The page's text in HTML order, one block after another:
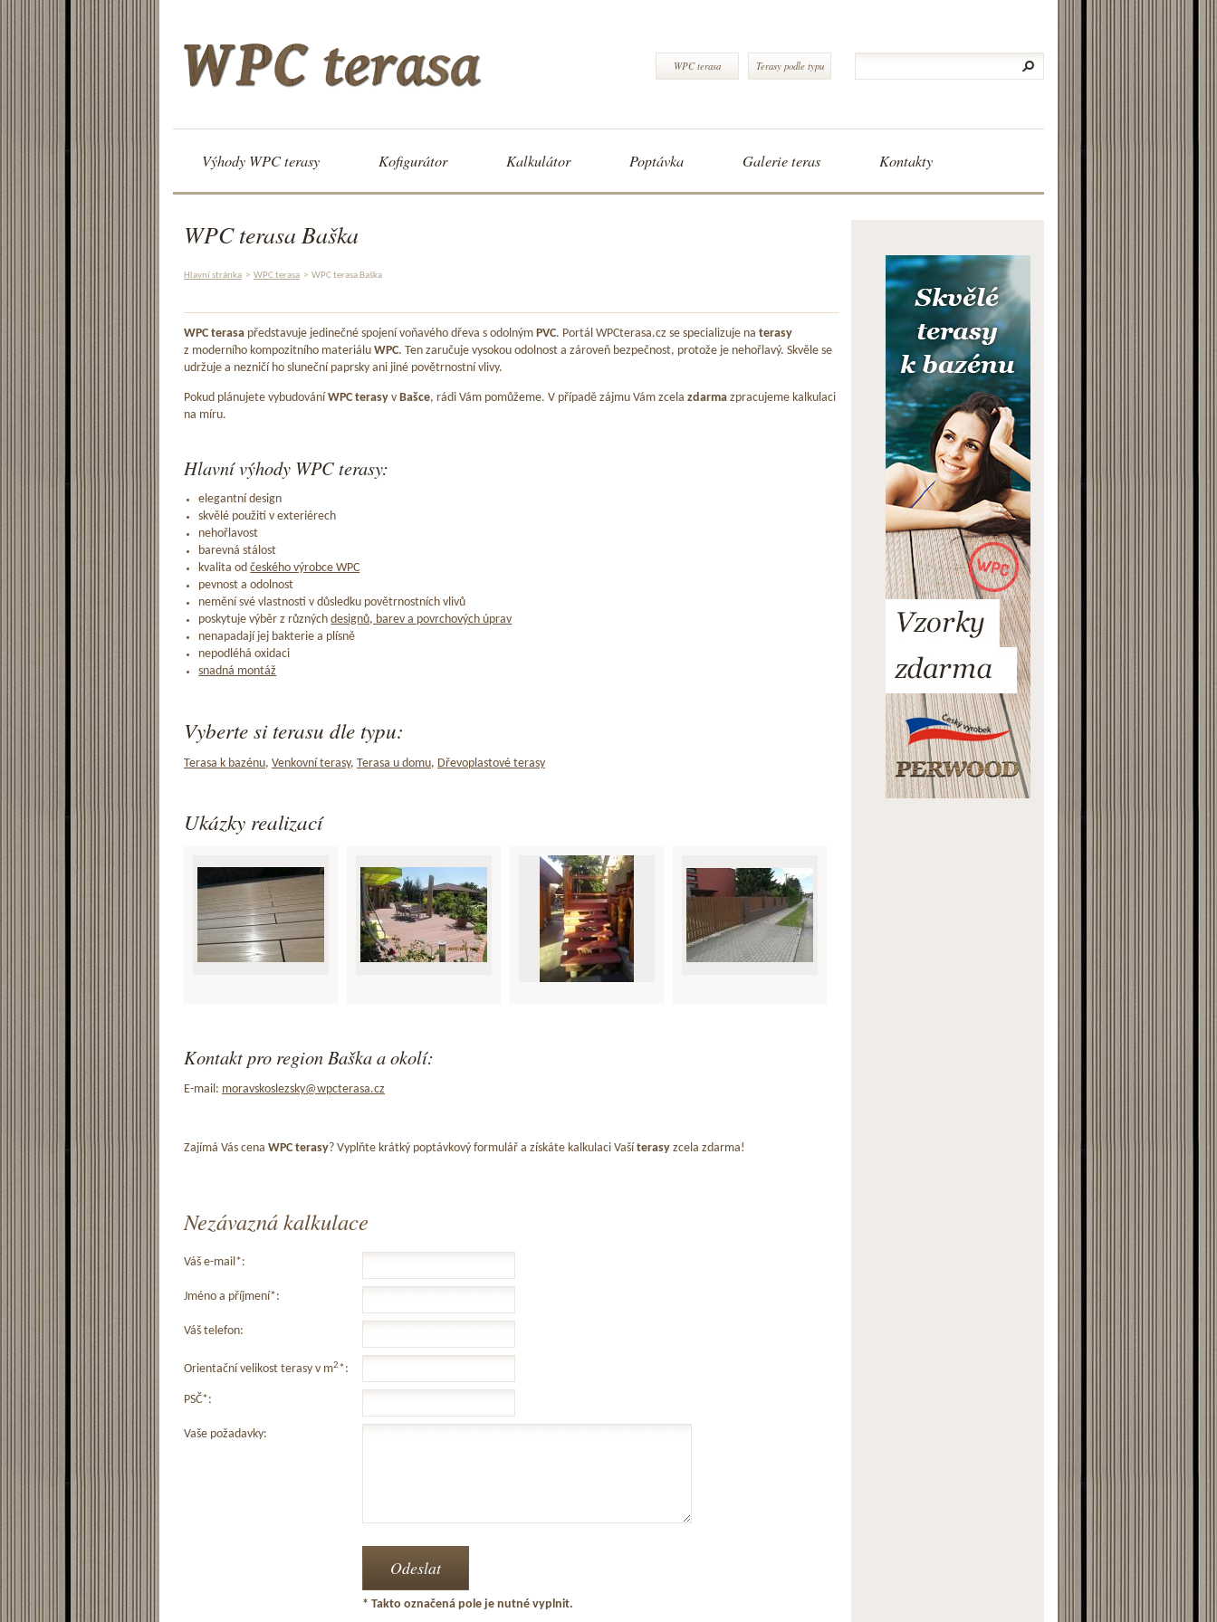
WPC terasa Terasy podle typu
Výhody WPC terasy Kofigurátor Kalkulátor Poptávka Galerie teras Kontakty
WPC terasa Baška
Hlavní stránka > WPC terasa > WPC terasa Baška
WPC terasa představuje jedinečné spojení voňavého dřeva s odolným PVC. Portál WPCterasa.cz se specializuje na terasy
z moderního kompozitního materiálu WPC. Ten zaručuje vysokou odolnost a zároveň bezpečnost, protože je nehořlavý. Skvěle se
udržuje a nezničí ho sluneční paprsky ani jiné povětrnostní vlivy.
Pokud plánujete vybudování WPC terasy v Bašce, rádi Vám pomůžeme. V případě zájmu Vám zcela zdarma zpracujeme kalkulaci
na míru.
Hlavní výhody WPC terasy:
elegantní design
skvělé použití v exteriérech
nehořlavost
barevná stálost
kvalita odčeského výrobce WPC
pevnost a odolnost
nemění své vlastnosti v důsledku povětrnostních vlivů
poskytuje výběr z různýchdesignů, barev a povrchových úprav
nenapadají jej bakterie a plísně
nepodléhá oxidaci
snadná montáž
Vyberte si terasu dle typu:
Terasa k bazénu, Venkovní terasy, Terasa u domu, Dřevoplastové terasy
Ukázky realizací
Kontakt pro region Baška a okolí:
E-mail: moravskoslezsky@wpcterasa.cz
Zajímá Vás cena WPC terasy? Vyplňte krátký poptávkový formulář a získáte kalkulaci Vaší terasy zcela zdarma!
Nezávazná kalkulace
Váš e-mail*:
Jméno a příjmení*:
Váš telefon:
Orientační velikost terasy v m2*:
PSČ*:
Vaše požadavky:
* Takto označená pole je nutné vyplnit.